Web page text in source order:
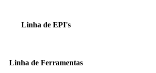
Linha de EPI's
Linha de Ferramentas